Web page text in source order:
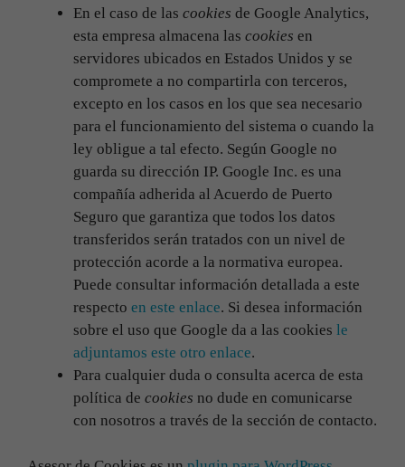
En el caso de las cookies de Google Analytics,
esta empresa almacena las cookies en
servidores ubicados en Estados Unidos y se
compromete a no compartirla con terceros,
excepto en los casos en los que sea necesario
para el funcionamiento del sistema o cuando la
ley obligue a tal efecto. Según Google no
guarda su dirección IP. Google Inc. es una
compañía adherida al Acuerdo de Puerto
Seguro que garantiza que todos los datos
transferidos serán tratados con un nivel de
protección acorde a la normativa europea.
Puede consultar información detallada a este
respecto en este enlace. Si desea información
sobre el uso que Google da a las cookies le
adjuntamos este otro enlace.
Para cualquier duda o consulta acerca de esta
política de cookies no dude en comunicarse
con nosotros a través de la sección de contacto.